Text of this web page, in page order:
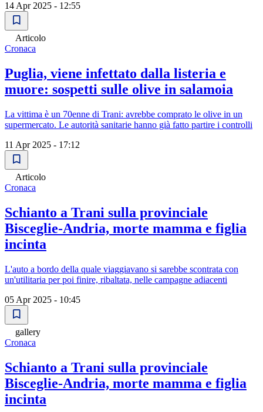
14 Apr 2025 - 12:55
Articolo
Cronaca
Puglia, viene infettato dalla listeria e
muore: sospetti sulle olive in salamoia
La vittima è un 70enne di Trani: avrebbe comprato le olive in un
supermercato. Le autorità sanitarie hanno già fatto partire i controlli
11 Apr 2025 - 17:12
Articolo
Cronaca
Schianto a Trani sulla provinciale
Bisceglie-Andria, morte mamma e figlia
incinta
L'auto a bordo della quale viaggiavano si sarebbe scontrata con
un'utilitaria per poi finire, ribaltata, nelle campagne adiacenti
05 Apr 2025 - 10:45
gallery
Cronaca
Schianto a Trani sulla provinciale
Bisceglie-Andria, morte mamma e figlia
incinta